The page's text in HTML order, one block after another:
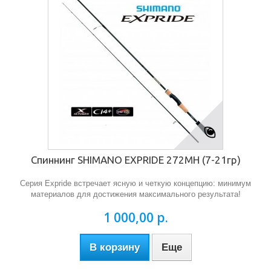
Спиннинг SHIMANO EXPRIDE 272MH (7-21гр)
Серия Expride встречает ясную и четкую концепцию: минимум
материалов для достижения максимального результата!
1 000,00 р.
В корзину Еще